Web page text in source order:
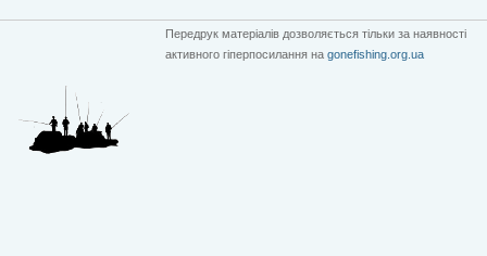
Передрук матеріалів дозволяється тільки за наявності
активного гіперпосилання на gonefishing.org.ua